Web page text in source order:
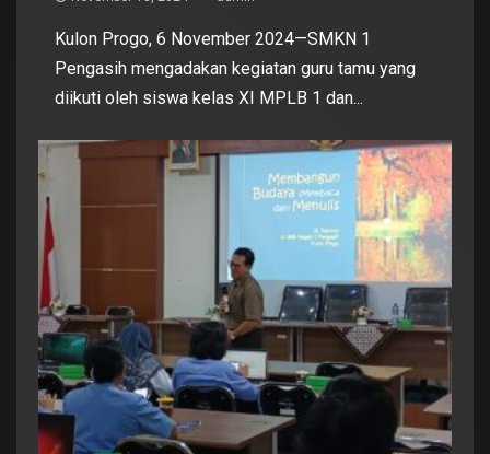
Kulon Progo, 6 November 2024—SMKN 1
Pengasih mengadakan kegiatan guru tamu yang
diikuti oleh siswa kelas XI MPLB 1 dan...